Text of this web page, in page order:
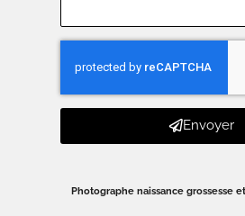
Photographe naissance grossesse
Envoyer